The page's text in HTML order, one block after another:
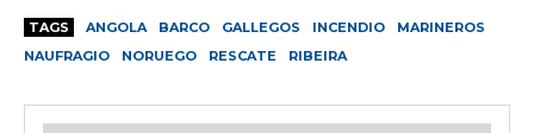
TAGS ANGOLA BARCO GALLEGOS INCENDIO
MARINEROS
NAUFRAGIO
NORUEGO RESCATE RIBEIRA